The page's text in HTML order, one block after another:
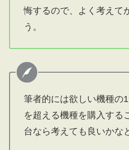
悔するので、よく考えて
う。
筆者的には欲しい機種の
を超える機種を購入する
台なら考えても良いかな